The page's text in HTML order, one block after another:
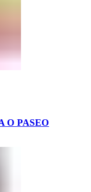
O PASEO